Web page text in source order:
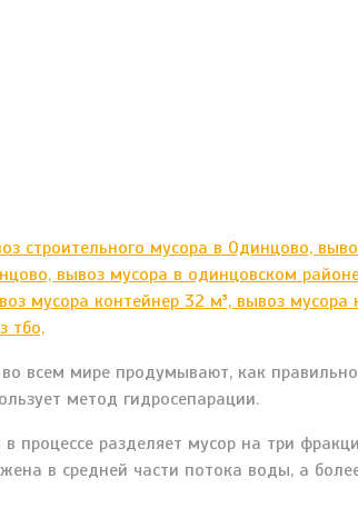
всем мире продумывают, как
метод гидросепарации.
разделяет мусор на три
в средней части потока воды, а